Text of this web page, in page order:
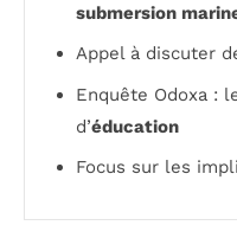
submersion
Appel à discuter
Enquête Odoxa :
d’éducation
Focus sur les